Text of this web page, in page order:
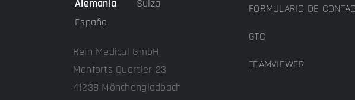
Alemania
Rein Medical GmbH
Monforts Quartier 23
41238 Mönchengladbach
Suiza
España
FORMULARIO DE
GTC
TEAMVIEWER